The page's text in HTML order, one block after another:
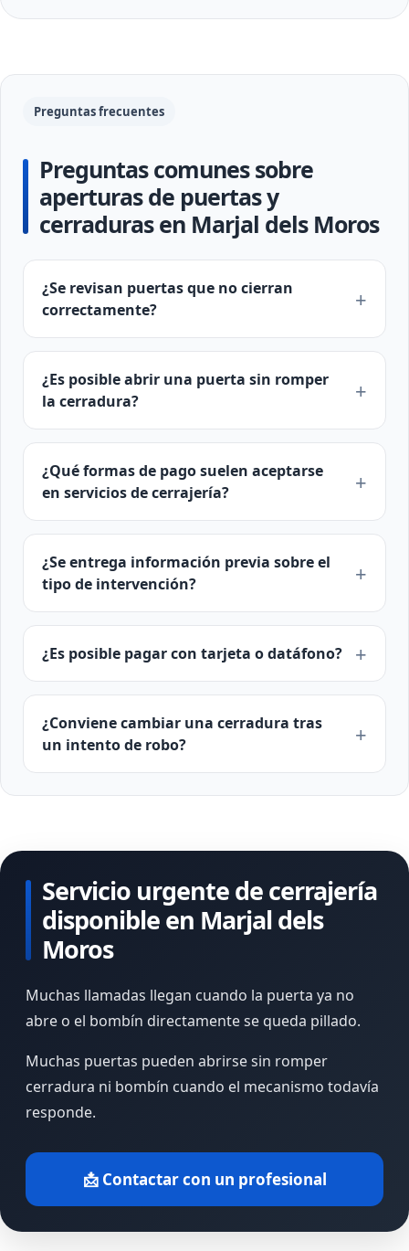
Preguntas frecuentes
Preguntas comunes sobre
aperturas de puertas y
cerraduras en Marjal dels Moros
¿Se revisan puertas que no cierran
correctamente?
¿Es posible abrir una puerta sin romper
la cerradura?
¿Qué formas de pago suelen aceptarse
en servicios de cerrajería?
¿Se entrega información previa sobre el
tipo de intervención?
¿Es posible pagar con tarjeta o datáfono?
¿Conviene cambiar una cerradura tras
un intento de robo?
Servicio urgente de cerrajería
disponible en Marjal dels
Moros
Muchas llamadas llegan cuando la puerta ya no
abre o el bombín directamente se queda pillado.
Muchas puertas pueden abrirse sin romper
cerradura ni bombín cuando el mecanismo todavía
responde.
📩 Contactar con un profesional